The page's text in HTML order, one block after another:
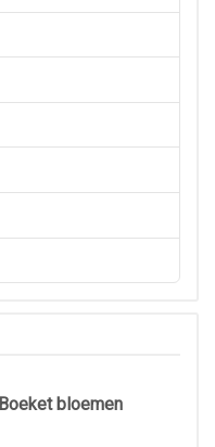
bloemen